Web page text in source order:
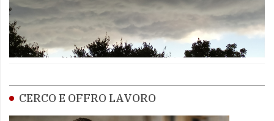
CERCO E OFFRO LAVORO